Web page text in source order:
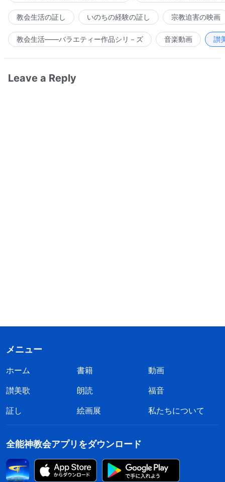
教会生活の証し いのちの経験の証し 宗教迫害の映画
教会生活――バラエティー作品シリ－ズ 音楽動画 讃
Leave a Reply
メニュー
ホーム 書籍
動画
讃美歌
朗読
福音
証し
絵画展 私たちについて
全能神教会アプリをダウンロード